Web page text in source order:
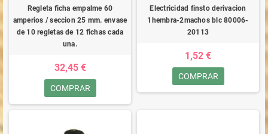
Regleta ficha empalme 60
amperios / seccion 25 mm. envase
de 10 regletas de 12 fichas cada
una.
32,45 €
COMPRAR
Electricidad finsto derivacion
1hembra-2machos blc 80006-
20113
1,52 €
COMPRAR